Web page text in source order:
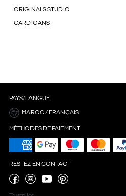
ORIGINALS STUDIO
CARDIGANS
PAYS/LANGUE
MAROC / FRANÇAIS
MÉTHODES DE PAIEMENT
RESTEZ EN CONTACT